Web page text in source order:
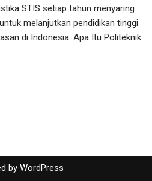
STIS setiap tahun menyaring
melanjutkan pendidikan tinggi
di Indonesia. Apa Itu Politeknik
by WordPress